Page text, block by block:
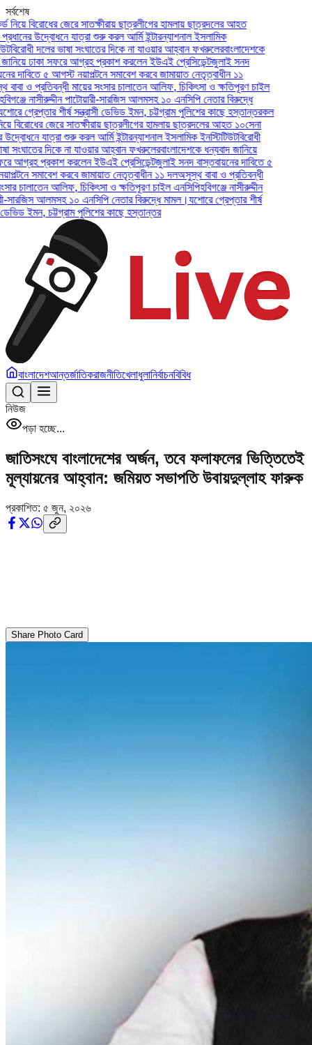
সর্বশেষ
বিরোধের জেরে সাতক্ষীরায় ছাত্রলীগের হামলায় ছাত্রদলের আহত
উদ্বোধনে যাত্রা শুরু করল আর্মি ইন্টারন্যাশনাল ইসলামিক
দলের ভাষা সংঘাতের দিকে না যাওয়ার আহ্বান ফখরুলেরবাংলাদেশকে
ঢাকা সফরে আগ্রহ প্রকাশ করলেন ইউএই প্রেসিডেন্টজুলাই সনদ
৫ আগস্ট নয়াপল্টনে সমাবেশ করবে জামায়াত নেতৃত্বাধীন ১১
ও প্রতিবন্ধী মায়ের সংসার চালাতেন আলিফ, চিকিৎসা ও ক্ষতিপূরণ চাইল
নাসীরুদ্দীন পাটোয়ারী-সারজিস আলমসহ ১০ এনসিপি নেতার বিরুদ্ধে
গ্রেপ্তার শীর্ষ সন্ত্রাসী ডেভিড ইমন, চট্টগ্রাম পুলিশের কাছে হস্তান্তরকল
জেরে সাতক্ষীরায় ছাত্রলীগের হামলায় ছাত্রদলের আহত ১০সেনা
যাত্রা শুরু করল আর্মি ইন্টারন্যাশনাল ইসলামিক ইনস্টিটিউটবিরোধী
দিকে না যাওয়ার আহ্বান ফখরুলেরবাংলাদেশকে ধন্যবাদ জানিয়ে
প্রকাশ করলেন ইউএই প্রেসিডেন্টজুলাই সনদ বাস্তবায়নের দাবিতে ৫
সমাবেশ করবে জামায়াত নেতৃত্বাধীন ১১ দলঅসুস্থ বাবা ও প্রতিবন্ধী
আলিফ, চিকিৎসা ও ক্ষতিপূরণ চাইল এনসিপিহবিগঞ্জে নাসীরুদ্দীন
আলমসহ ১০ এনসিপি নেতার বিরুদ্ধে মামল।যশোরে গ্রেপ্তার শীর্ষ
ইমন, চট্টগ্রাম পুলিশের কাছে হস্তান্তর
বাংলাদেশআন্তর্জাতিকরাজনীতিখেলাধুলানির্বাচনবিবিধ
নিউজ
পড়া হচ্ছে...
জাতিসংঘে বাংলাদেশের অর্জন, তবে ফলাফলের ভিত্তিতেই
মূল্যায়নের আহ্বান: জমিয়ত সভাপতি উবায়দুল্লাহ ফারুক
প্রকাশিত: ৫ জুন, ২০২৬
Share Photo Card